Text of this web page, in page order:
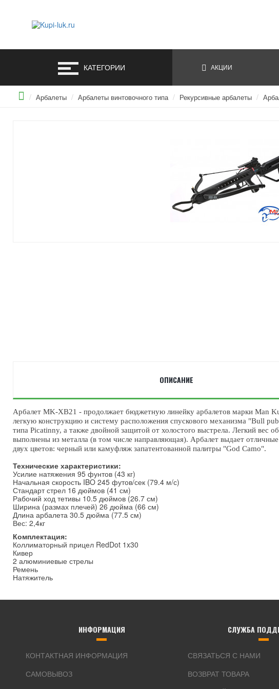
КАТЕГОРИИ АКЦИИ
Арбалеты Арбалеты винтовочного типа Рекурсивные арбалеты
ОПИСАНИЕ
Арбалет MK-XB21 - продолжает бюджетную линейку арбалетов марки Man
легкую конструкцию и систему расположения спускового механизма "Bull
типа Picatinny, а также двойной защитой от холостого выстрела. Легкий вес
выполнены из металла (в том числе направляющая). Арбалет выдает
двух цветов: черный или камуфляж запатентованной палитры "God Camo".
Технические характеристики:
Усилие натяжения 95 фунтов (43 кг)
Начальная скорость IBO 245 футов/сек (79.4 м/с)
Стандарт стрел 16 дюймов (41 см)
Рабочий ход тетивы 10.5 дюймов (26.7 см)
Ширина (размах плечей) 26 дюйма (66 см)
Длина арбалета 30.5 дюйма (77.5 см)
Вес: 2,4кг
Комплектация:
Коллиматорный прицел RedDot 1x30
Кивер
2 алюминиевые стрелы
Ремень
Натяжитель
ИНФОРМАЦИЯ
КОНТАКТНАЯ ИНФОРМАЦИЯ
САМОВЫВОЗ
СЛУЖБА
СВЯЗАТЬСЯ С НАМИ
ВОЗВРАТ ТОВАРА